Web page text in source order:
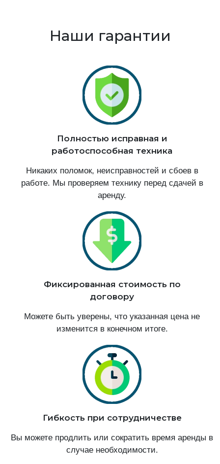
Наши гарантии
Полностью исправная и
работоспособная техника
Никаких поломок, неисправностей и сбоев в
работе. Мы проверяем технику перед сдачей в
аренду.
Фиксированная стоимость по
договору
Можете быть уверены, что указанная цена не
изменится в конечном итоге.
Гибкость при сотрудничестве
Вы можете продлить или сократить время аренды в
случае необходимости.